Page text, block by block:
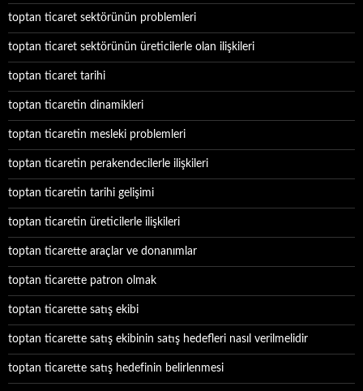
toptan ticaret sektörünün problemleri
toptan ticaret sektörünün üreticilerle olan ilişkileri
toptan ticaret tarihi
toptan ticaretin dinamikleri
toptan ticaretin mesleki problemleri
toptan ticaretin perakendecilerle ilişkileri
toptan ticaretin tarihi gelişimi
toptan ticaretin üreticilerle ilişkileri
toptan ticarette araçlar ve donanımlar
toptan ticarette patron olmak
toptan ticarette satış ekibi
toptan ticarette satış ekibinin satış hedefleri nasıl verilmelidir
toptan ticarette satış hedefinin belirlenmesi